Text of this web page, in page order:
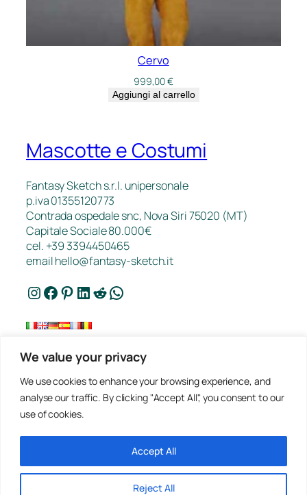
We value your privacy
We use cookies to enhance your browsing experience, and
analyse our traffic. By clicking "Accept All", you consent to our
use of cookies.
Reject All
Accept All
Cervo
999,00€
Aggiungi al carrello
Mascotte e Costumi
Fantasy Sketch s.r.l. unipersonale
p.iva 01355120773
Contrada ospedale snc, Nova Siri 75020 (MT)
Capitale Sociale 80.000€
cel. +39 3394450465
emailhello@fantasy-sketch.it
Instagram Facebook Pinterest LinkedIn Reddit WhatsApp
Lavori
Contatti
Privacy